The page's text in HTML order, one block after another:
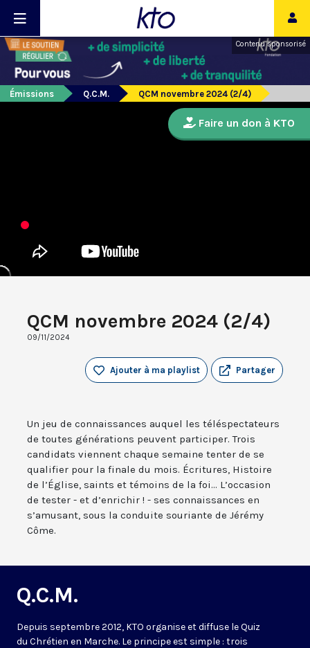
Contenu sponsorisé
Émissions Q.C.M. QCM novembre 2024 (2/4)
QCM novembre 2024 (2/4)
09/11/2024
Partager
Ajouter à ma playlist
Un jeu de connaissances auquel les téléspectateurs
de toutes générations peuvent participer. Trois
candidats viennent chaque semaine tenter de se
qualifier pour la finale du mois. Écritures, Histoire
de l’Église, saints et témoins de la foi... L’occasion
de tester - et d’enrichir ! - ses connaissances en
s’amusant, sous la conduite souriante de Jérémy
Côme.
Q.C.M.
Depuis septembre 2012, KTO organise et diffuse le Quiz
du Chrétien en Marche. Le principe est simple : trois
Faire un don à KTO